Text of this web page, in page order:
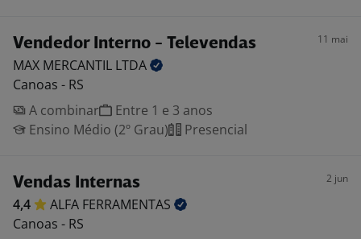
Vendedor Interno - Televendas 11 mai
MAX MERCANTIL LTDA
Canoas - RS
A combinar
Entre 1 e 3 anos
Ensino Médio (2º Grau)
Presencial
Vendas Internas 2 jun
4,4 ALFA FERRAMENTAS
Canoas - RS